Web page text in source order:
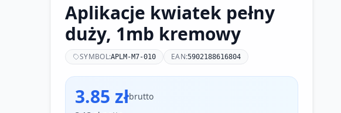
Aplikacje kwiatek pełny
duży, 1mb kremowy
SYMBOL:APLM-M7-010 EAN:5902188616804
3.85 złbrutto